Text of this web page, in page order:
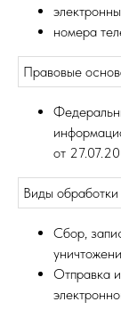
номера
Правовые
от
Виды
Сбор,
Отправка